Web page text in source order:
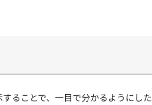
ることで、一目で分かるようにした